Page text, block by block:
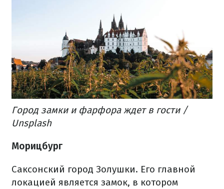
Город замки и фарфора ждет в гости /
Unsplash
Морицбург
Саксонский город Золушки. Его главной
локацией является замок, в котором